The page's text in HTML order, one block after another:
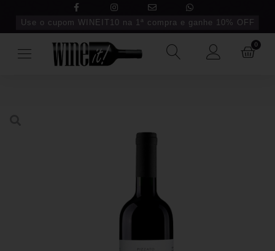
Use o cupom WINEIT10 na 1ª compra e ganhe 10% OFF
0